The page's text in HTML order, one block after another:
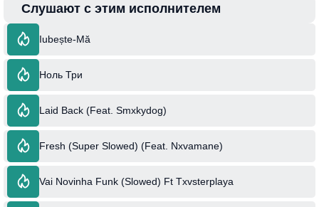
Слушают с этим исполнителем
Iubește-Mă
Ноль Три
Laid Back (Feat. Smxkydog)
Fresh (Super Slowed) (Feat. Nxvamane)
Vai Novinha Funk (Slowed) Ft Txvsterplaya